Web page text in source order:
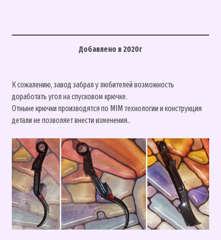
Добавлено в 2020г
К сожалению, завод забрал у любителей возможность
доработать угол на спусковом крючке.
Отныне крючки производятся по MIM технологии и конструкция
детали не позволяет внести изменения..